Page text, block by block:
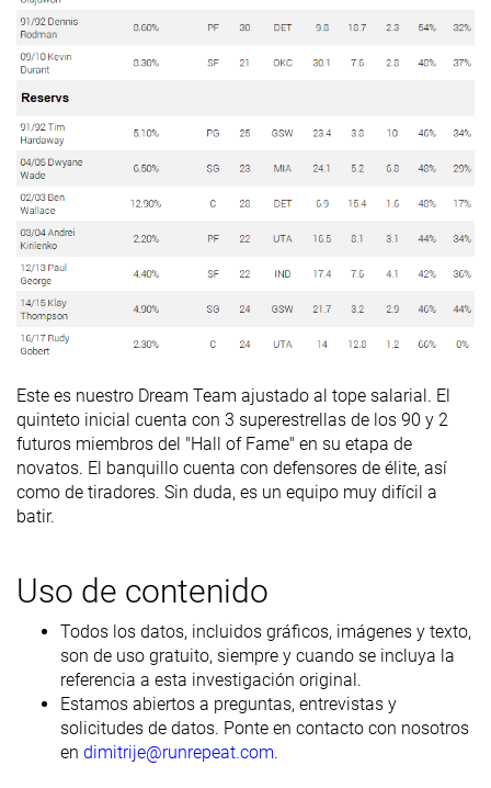
Este es nuestro Dream Team ajustado al tope salarial. El
quinteto inicial cuenta con 3 superestrellas de los 90 y 2
futuros miembros del "Hall of Fame" en su etapa de
novatos. El banquillo cuenta con defensores de élite, así
como de tiradores. Sin duda, es un equipo muy difícil a
batir.
Uso de contenido
Todos los datos, incluidos gráficos, imágenes y texto,
son de uso gratuito, siempre y cuando se incluya la
referencia a esta investigación original.
Estamos abiertos a preguntas, entrevistas y
solicitudes de datos. Ponte en contacto con nosotros
en dimitrije@runrepeat.com.